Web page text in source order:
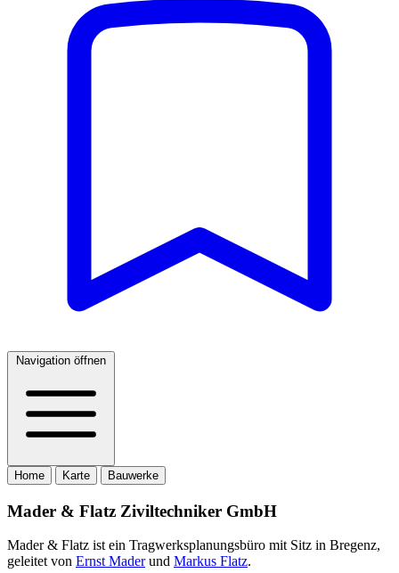
Navigation öffnen
Home Karte Bauwerke
Mader & Flatz Ziviltechniker GmbH
Mader & Flatz ist ein Tragwerksplanungsbüro mit Sitz in Bregenz,
geleitet von Ernst Maderund Markus Flatz.